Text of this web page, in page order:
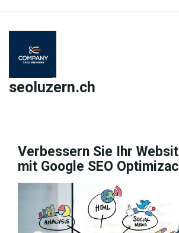
content
seoluzern.ch
Verbessern Sie Ihr
mit Google SEO